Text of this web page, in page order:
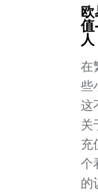
人
在
些
这
关
充
个
的